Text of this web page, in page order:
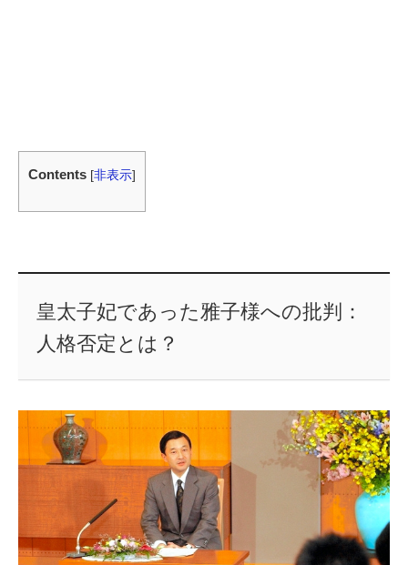
Contents [非表示]
皇太子妃であった雅子様への批判：
人格否定とは？